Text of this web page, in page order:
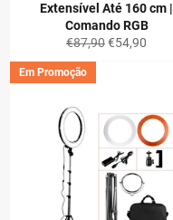
Extensível Até 160 cm |
Comando RGB
Preço
normal
€87,90Preço
€54,90
Em Promoção